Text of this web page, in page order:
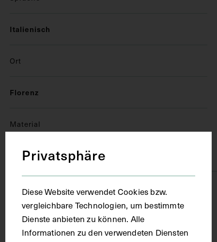
Italienisch
Ort
Florenz
Material
Papier
Technik
Handschrift
Privatsphäre
Diese Website verwendet Cookies bzw.
vergleichbare Technologien, um bestimmte
Dienste anbieten zu können. Alle
Informationen zu den verwendeten Diensten